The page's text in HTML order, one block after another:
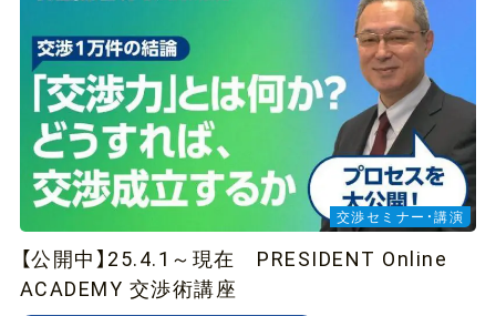
交渉セミナー・講演
【公開中】25.4.1～現在 PRESIDENT Online
ACADEMY 交渉術講座